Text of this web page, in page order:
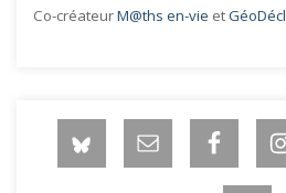
Co-créateurM@ths en-vie et